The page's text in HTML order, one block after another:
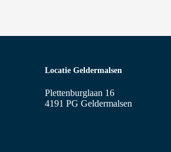
Locatie Geldermalsen
Plettenburglaan 16
4191 PG Geldermalsen